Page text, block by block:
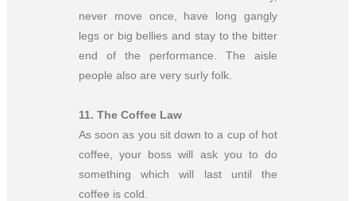
never move once, have long gangly
legs or big bellies and stay to the bitter
end of the performance. The aisle
people also are very surly folk.
11. The Coffee Law
As soon as you sit down to a cup of hot
coffee, your boss will ask you to do
something which will last until the
coffee is cold.